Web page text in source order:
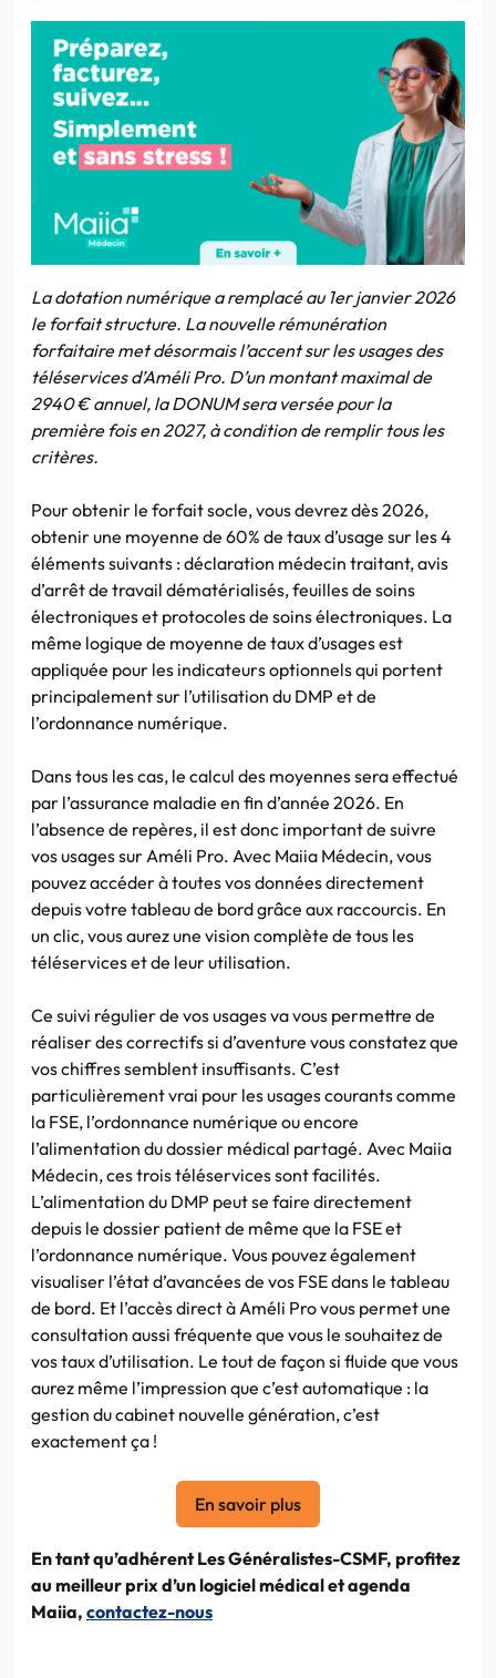
La dotation numérique a remplacé au 1er janvier 2026
le forfait structure. La nouvelle rémunération
forfaitaire met désormais l’accent sur les usages des
téléservices d’Améli Pro. D’un montant maximal de
2940 € annuel, la DONUM sera versée pour la
première fois en 2027, à condition de remplir tous les
critères.
Pour obtenir le forfait socle, vous devrez dès 2026,
obtenir une moyenne de 60% de taux d’usage sur les 4
éléments suivants : déclaration médecin traitant, avis
d’arrêt de travail dématérialisés, feuilles de soins
électroniques et protocoles de soins électroniques. La
même logique de moyenne de taux d’usages est
appliquée pour les indicateurs optionnels qui portent
principalement sur l’utilisation du DMP et de
l’ordonnance numérique.
Dans tous les cas, le calcul des moyennes sera effectué
par l’assurance maladie en fin d’année 2026. En
l’absence de repères, il est donc important de suivre
vos usages sur Améli Pro. Avec Maiia Médecin, vous
pouvez accéder à toutes vos données directement
depuis votre tableau de bord grâce aux raccourcis. En
un clic, vous aurez une vision complète de tous les
téléservices et de leur utilisation.
Ce suivi régulier de vos usages va vous permettre de
réaliser des correctifs si d’aventure vous constatez que
vos chiffres semblent insuffisants. C’est
particulièrement vrai pour les usages courants comme
la FSE, l’ordonnance numérique ou encore
l’alimentation du dossier médical partagé. Avec Maiia
Médecin, ces trois téléservices sont facilités.
L’alimentation du DMP peut se faire directement
depuis le dossier patient de même que la FSE et
l’ordonnance numérique. Vous pouvez également
visualiser l’état d’avancées de vos FSE dans le tableau
de bord. Et l’accès direct à Améli Pro vous permet une
consultation aussi fréquente que vous le souhaitez de
vos taux d’utilisation. Le tout de façon si fluide que vous
aurez même l’impression que c’est automatique : la
gestion du cabinet nouvelle génération, c’est
exactement ça !
En savoir plus
En tant qu’adhérent Les Généralistes-CSMF, profitez
au meilleur prix d’un logiciel médical et agenda
Maiia, contactez-nous